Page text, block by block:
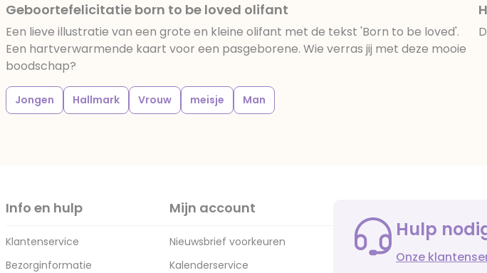
Geboortefelicitatie born to be loved olifant
Een lieve illustratie van een grote en kleine olifant met de tekst 'Born to be loved'.
Een hartverwarmende kaart voor een pasgeborene. Wie verras jij met deze mooie
boodschap?
Jongen Hallmark Vrouw meisje Man
Info en hulp
Klantenservice
Bezorginformatie
Mijn account
Nieuwsbrief voorkeuren
Kalenderservice
Hulp
Onze